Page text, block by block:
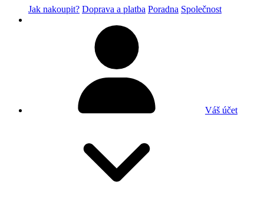
Jak nakoupit? Doprava a platba Poradna Společnost
Váš účet